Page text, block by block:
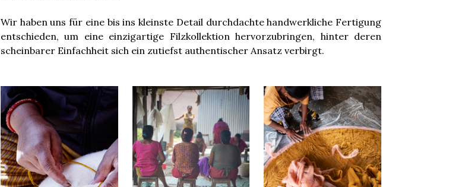
Wir haben uns für eine bis ins kleinste Detail durchdachte handwerkliche Fertigung
entschieden, um eine einzigartige Filzkollektion hervorzubringen, hinter deren
scheinbarer Einfachheit sich ein zutiefst authentischer Ansatz verbirgt.